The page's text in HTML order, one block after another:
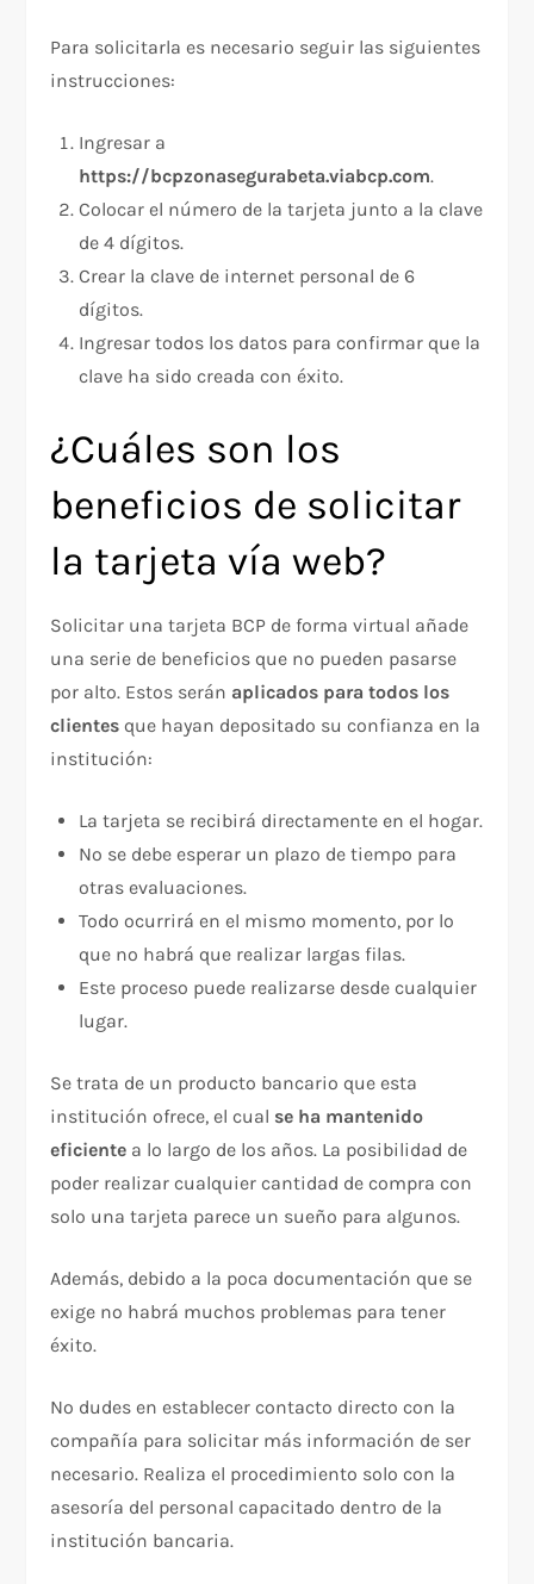
Para solicitarla es necesario seguir las siguientes
instrucciones:
Ingresar a
https://bcpzonasegurabeta.viabcp.com.
Colocar el número de la tarjeta junto a la clave
de 4 dígitos.
Crear la clave de internet personal de 6
dígitos.
Ingresar todos los datos para confirmar que la
clave ha sido creada con éxito.
¿Cuáles son los
beneficios de solicitar
la tarjeta vía web?
Solicitar una tarjeta BCP de forma virtual añade
una serie de beneficios que no pueden pasarse
por alto. Estos serán aplicados para todos los
clientes que hayan depositado su confianza en la
institución:
La tarjeta se recibirá directamente en el hogar.
No se debe esperar un plazo de tiempo para
otras evaluaciones.
Todo ocurrirá en el mismo momento, por lo
que no habrá que realizar largas filas.
Este proceso puede realizarse desde cualquier
lugar.
Se trata de un producto bancario que esta
institución ofrece, el cual se ha mantenido
eficiente a lo largo de los años. La posibilidad de
poder realizar cualquier cantidad de compra con
solo una tarjeta parece un sueño para algunos.
Además, debido a la poca documentación que se
exige no habrá muchos problemas para tener
éxito.
No dudes en establecer contacto directo con la
compañía para solicitar más información de ser
necesario. Realiza el procedimiento solo con la
asesoría del personal capacitado dentro de la
institución bancaria.